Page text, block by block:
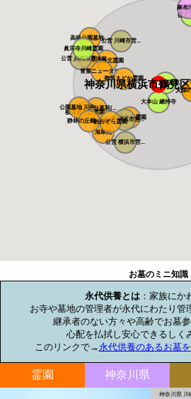
徳玄
正
麻布
横浜中央霊園
都筑港北霊園
朝陽の杜墓苑(...
旭翠苑
横浜あさひ霊園
あざみ野浄苑
高級公園墓地 ...
公園墓地 川井...
大師
静林の丘鶴ヶ峰...
大師
静翁寺墓苑
公営 川崎市営...
公営 川崎市営...
公営 横浜市営...
公営 横浜市営...
青葉ニュータウ...
あおぞら霊園
都筑まどか霊園
大本山 總持寺
眞宗寺川崎霊園
神奈川県横浜市鶴見
お墓のミニ知識
永代供養とは ：家族にか
お寺や墓地の管理者が永代にわたり管
継承者のない方々や高齢でお墓
心配を払拭し安心できるしく
このリンクで→永代供養のあるお墓
霊園 神奈川県
神奈川県 川